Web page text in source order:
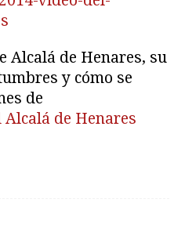
Alcalá de Henares, su
y cómo se
de
Alcalá de Henares